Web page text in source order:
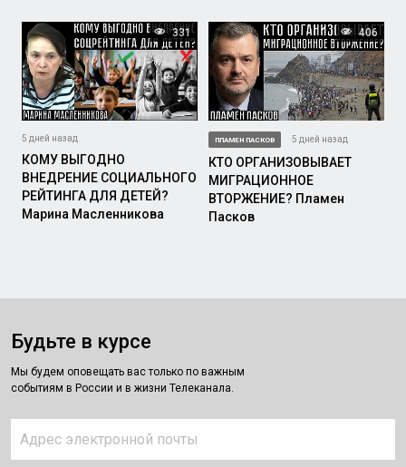
331
5 дней назад
КОМУ ВЫГОДНО
ВНЕДРЕНИЕ СОЦИАЛЬНОГО
РЕЙТИНГА ДЛЯ ДЕТЕЙ?
Марина Масленникова
406
ПЛАМЕН ПАСКОВ 5 дней назад
КТО ОРГАНИЗОВЫВАЕТ
МИГРАЦИОННОЕ
ВТОРЖЕНИЕ? Пламен
Пасков
Будьте в курсе
Мы будем оповещать вас только по важным
событиям в России и в жизни Телеканала.